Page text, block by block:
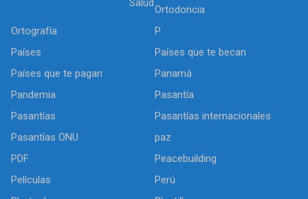
Ortodoncia
Ortografía
P
Países
Países que te becan
Países que te pagan
Panamá
Pandemia
Pasantía
Pasantías
Pasantías internacionales
Pasantías ONU
paz
PDF
Peacebuilding
Películas
Perú